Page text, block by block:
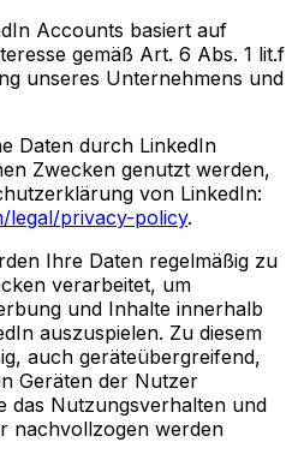
Accounts basiert auf
gemäß Art. 6 Abs. 1 lit.f
unseres Unternehmens und
Daten durch LinkedIn
Zwecken genutzt werden,
von LinkedIn:
legal/privacy-policy.
Ihre Daten regelmäßig zu
verarbeitet, um
und Inhalte innerhalb
auszuspielen. Zu diesem
auch geräteübergreifend,
Geräten der Nutzer
das Nutzungsverhalten und
nachvollzogen werden